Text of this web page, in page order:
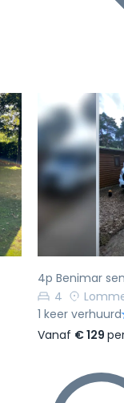
Volgende Vorige
4p Benimar
4
1 keer verhuurd
Vanaf € 129